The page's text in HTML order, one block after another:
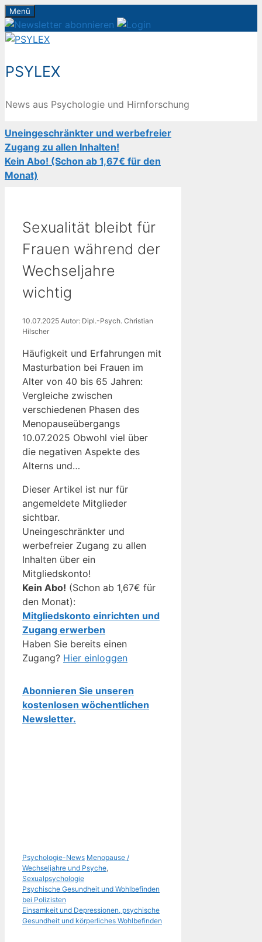
Zum
Inhalt
springen
Menü
PSYLEX
News aus Psychologie und Hirnforschung
Uneingeschränkter und werbefreier
Zugang zu allen Inhalten!
Kein Abo! (Schon ab 1,67€ für den
Monat)
Sexualität bleibt für
Frauen während der
Wechseljahre
wichtig
10.07.2025 Autor: Dipl.-Psych. Christian
Hilscher
Häufigkeit und Erfahrungen mit
Masturbation bei Frauen im
Alter von 40 bis 65 Jahren:
Vergleiche zwischen
verschiedenen Phasen des
Menopauseübergangs
10.07.2025 Obwohl viel über
die negativen Aspekte des
Alterns und…
Dieser Artikel ist nur für
angemeldete Mitglieder
sichtbar.
Uneingeschränkter und
werbefreier Zugang zu allen
Inhalten über ein
Mitgliedskonto!
Kein Abo! (Schon ab 1,67€ für
den Monat):
Mitgliedskonto einrichten und
Zugang erwerben
Haben Sie bereits einen
Zugang? Hier einloggen
Abonnieren Sie unseren
kostenlosen wöchentlichen
Newsletter.
Kategorien
Psychologie-News Schlagwörter
Menopause /
Wechseljahre und Psyche
Sexualpsychologie
Psychische Gesundheit und Wohlbefinden
bei Polizisten
Einsamkeit und Depressionen, psychische
Gesundheit und körperliches Wohlbefinden